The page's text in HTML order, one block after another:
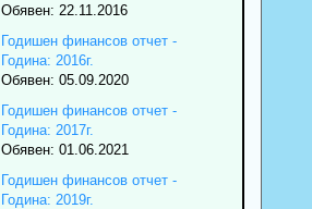
Обявен: 22.11.2016
Годишен финансов отчет -
Година: 2016г.
Обявен: 05.09.2020
Годишен финансов отчет -
Година: 2017г.
Обявен: 01.06.2021
Годишен финансов отчет -
Година: 2019г.